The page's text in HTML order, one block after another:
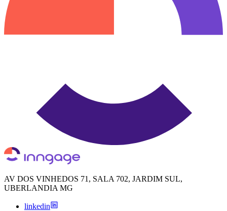
AV DOS VINHEDOS 71, SALA 702, JARDIM SUL,
UBERLANDIA MG
linkedin